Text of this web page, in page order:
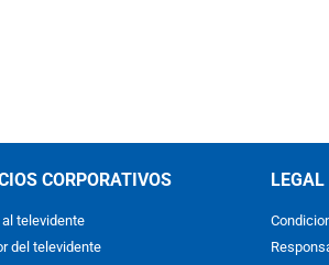
CORPORATIVOS
televidente
del televidente
LEGAL